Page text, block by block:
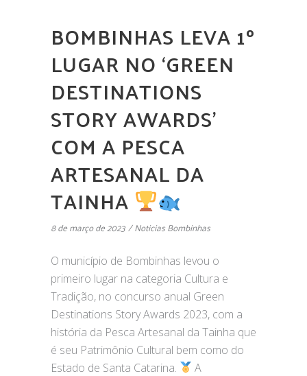
BOMBINHAS LEVA 1º
LUGAR NO ‘GREEN
DESTINATIONS
STORY AWARDS’
COM A PESCA
ARTESANAL DA
TAINHA
8 de março de 2023 Noticias Bombinhas
O município de Bombinhas levou o
primeiro lugar na categoria Cultura e
Tradição, no concurso anual Green
Destinations Story Awards 2023, com a
história da Pesca Artesanal da Tainha que
é seu Patrimônio Cultural bem como do
Estado de Santa Catarina.
A